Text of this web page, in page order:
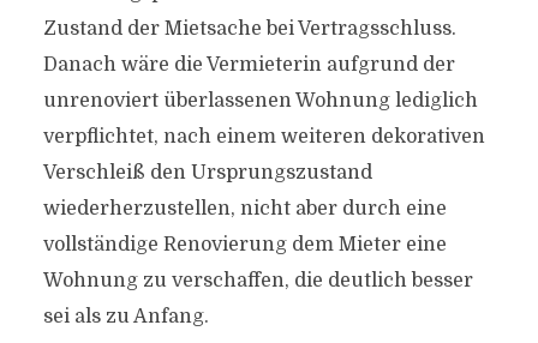
Zustand der Mietsache bei Vertragsschluss.
Danach wäre die Vermieterin aufgrund der
unrenoviert überlassenen Wohnung lediglich
verpflichtet, nach einem weiteren dekorativen
Verschleiß den Ursprungszustand
wiederherzustellen, nicht aber durch eine
vollständige Renovierung dem Mieter eine
Wohnung zu verschaffen, die deutlich besser
sei als zu Anfang.